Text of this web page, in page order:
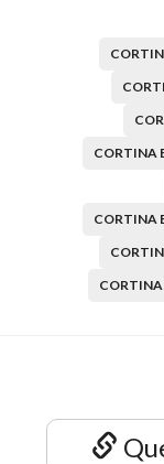
CORTINA
CORTINA